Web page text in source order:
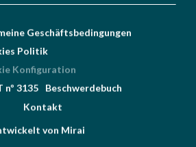
Geschäftsbedingungen
Politik
Konfiguration
nº 3135
Beschwerdebuch
Kontakt
von Mirai